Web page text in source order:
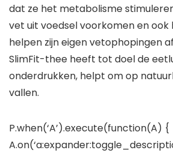
dat ze het metabolisme
vet uit voedsel voorkomen en
helpen zijn eigen vetophopingen
SlimFit-thee heeft tot doel de
onderdrukken, helpt om op
vallen.
P.when(‘A’).execute(function(A) {